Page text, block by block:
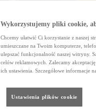
Wykorzystujemy pliki cookie,
Chcemy ułatwić Ci korzystanie z naszej
umieszczane na Twoim komputerze,
ulepszać funkcjonalność naszej witryny.
celów reklamowych. Zalecamy
ich ustawienia. Szczegółowe informacje
Ustawienia plików cookie